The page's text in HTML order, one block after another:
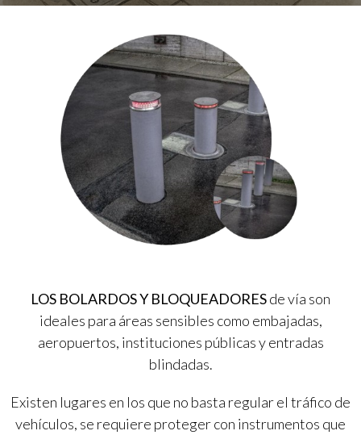
LOS BOLARDOS Y BLOQUEADORESdevía son
ideales para áreas sensibles como embajadas,
aeropuertos, instituciones públicasy entradas
blindadas.
Existen lugares en los que no basta regular el tráfico de
vehículos, se requiere proteger con instrumentos que